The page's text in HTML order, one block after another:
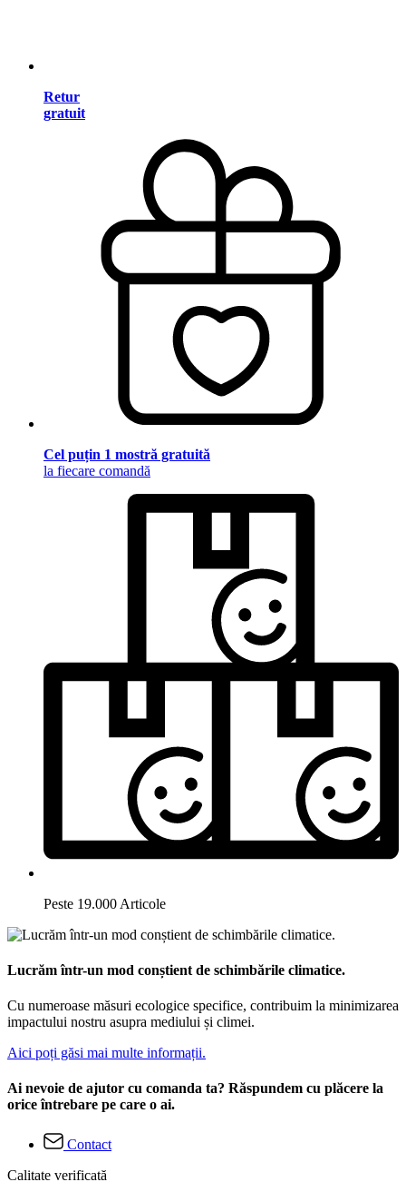
Retur
gratuit
Cel puțin 1 mostră gratuită
la fiecare comandă
Peste 19.000 Articole
Lucrăm într-un mod conștient de schimbările climatice.
Cu numeroase măsuri ecologice specifice, contribuim la minimizarea
impactului nostru asupra mediului și climei.
Aici poți găsi mai multe informații.
Ai nevoie de ajutor cu comanda ta? Răspundem cu plăcere la
orice întrebare pe care o ai.
Contact
Calitate verificată